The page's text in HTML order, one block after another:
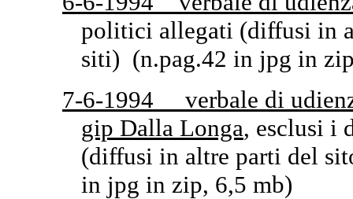
politici allegati (diffusi in
siti) (n.pag.42 in jpg in
7-6-1994 verbale di
gip Dalla Longa, esclusi i
(diffusi in altre parti del
in jpg in zip, 6,5 mb)